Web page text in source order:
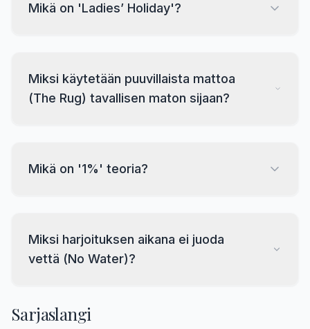
Mikä on 'Ladies’ Holiday'?
Miksi käytetään puuvillaista mattoa
(The Rug) tavallisen maton sijaan?
Mikä on '1%' teoria?
Miksi harjoituksen aikana ei juoda
vettä (No Water)?
Sarjaslangi